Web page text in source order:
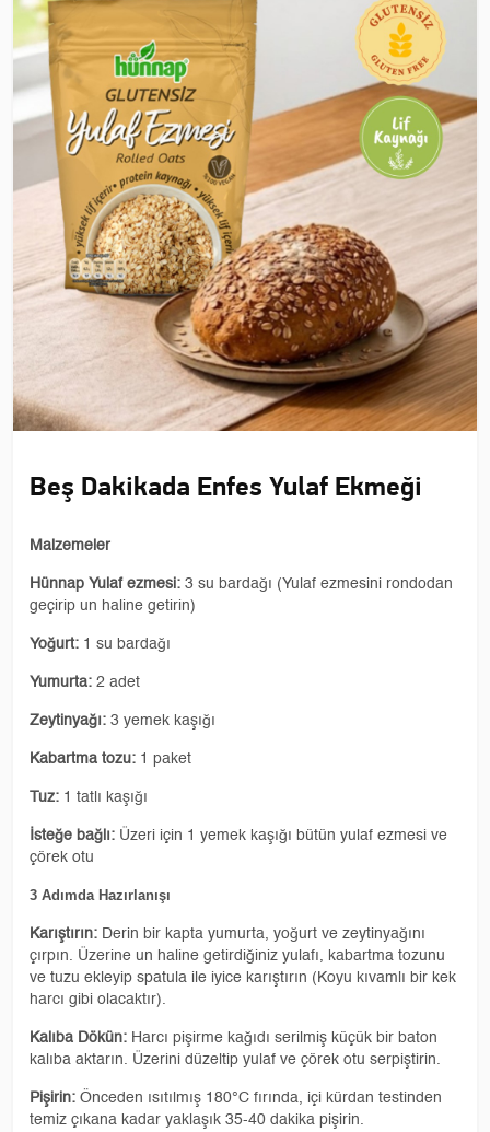
Beş Dakikada Enfes Yulaf Ekmeği
Malzemeler
Hünnap ​Yulaf ezmesi: 3 su bardağı (Yulaf ezmesini rondodan
geçirip un haline getirin)
​Yoğurt: 1 su bardağı
​Yumurta: 2 adet
​Zeytinyağı: 3 yemek kaşığı
​Kabartma tozu: 1 paket
​Tuz: 1 tatlı kaşığı
​İsteğe bağlı: Üzeri için 1 yemek kaşığı bütün yulaf ezmesi ve
çörek otu
3 Adımda Hazırlanışı
Karıştırın: Derin bir kapta yumurta, yoğurt ve zeytinyağını
çırpın. Üzerine un haline getirdiğiniz yulafı, kabartma tozunu
ve tuzu ekleyip spatula ile iyice karıştırın (Koyu kıvamlı bir kek
harcı gibi olacaktır).
​Kalıba Dökün: Harcı pişirme kağıdı serilmiş küçük bir baton
kalıba aktarın. Üzerini düzeltip yulaf ve çörek otu serpiştirin.
​Pişirin: Önceden ısıtılmış 180°C fırında, içi kürdan testinden
temiz çıkana kadar yaklaşık 35-40 dakika pişirin.